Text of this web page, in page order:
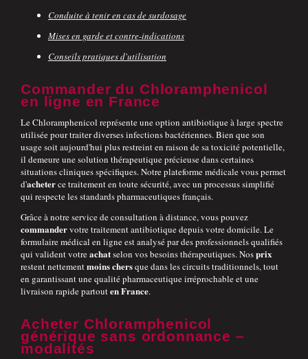
Conduite à tenir en cas de surdosage
Mises en garde et contre-indications
Conseils pratiques d'utilisation
Commander du Chloramphenicol
en ligne en France
Le Chloramphenicol représente une option antibiotique à large spectre
utilisée pour traiter diverses infections bactériennes. Bien que son
usage soit aujourd'hui plus restreint en raison de sa toxicité potentielle,
il demeure une solution thérapeutique précieuse dans certaines
situations cliniques spécifiques. Notre plateforme médicale vous permet
d'acheterce traitement en toute sécurité, avec un processus simplifié
qui respecte les standards pharmaceutiques français.
Grâce à notre service de consultation à distance, vous pouvez
commandervotre traitement antibiotique depuis votre domicile. Le
formulaire médical en ligne est analysé par des professionnels qualifiés
qui valident votreachatselon vos besoins thérapeutiques. Nosprix
restent nettementmoins chersque dans les circuits traditionnels, tout
en garantissant une qualité pharmaceutique irréprochable et une
livraison rapide partouten France.
Acheter Chloramphenicol
générique sans ordonnance –
modalités